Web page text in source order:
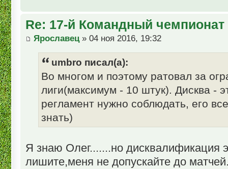
Re: 17-й Командный чемпионат
Ярославец» 04 ноя 2016, 19:32
umbro писал(а):
Во многом и поэтому ратовал за
лиги(максимум - 10 штук). Дисква -
регламент нужно соблюдать, его
знать)
Я знаю Олег.......но дисквалификация
лишите,меня не допускайте до